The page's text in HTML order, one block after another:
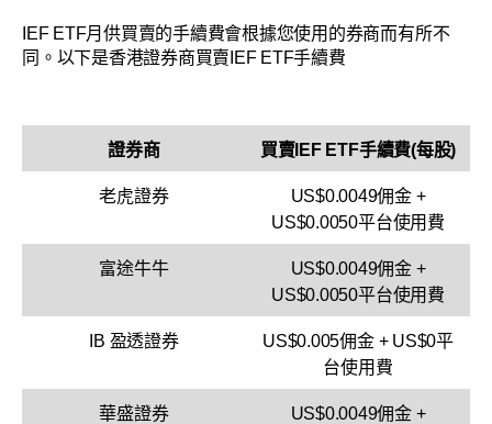
IEF ETF月供買賣的手續費會根據您使用的券商而有所不
同。以下是香港證券商買賣IEF ETF手續費
證券商 買賣IEF ETF手續費(每股)
老虎證券
US$0.0049佣金 +
US$0.0050平台使用費
富途牛牛
US$0.0049佣金 +
US$0.0050平台使用費
IB 盈透證券
US$0.005佣金 + US$0平
台使用費
華盛證券
US$0.0049佣金 +